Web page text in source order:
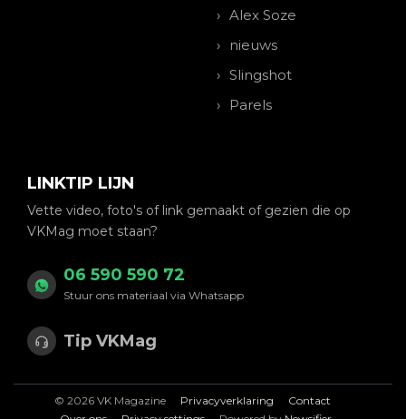
Alex Soze
nieuws
Slingshot
Parels
LINKTIP LIJN
Vette video, foto's of link gemaakt of gezien die op
VKMag moet staan?
06 590 590 72
Stuur ons materiaal via Whatsapp
Tip VKMag
© 2026 VK Magazine Privacyverklaring
Contact